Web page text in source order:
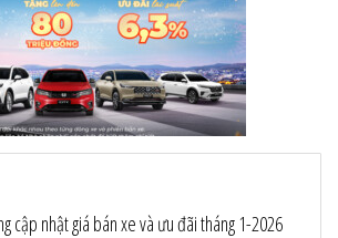
cập nhật giá bán xe và ưu đãi tháng 1-2026